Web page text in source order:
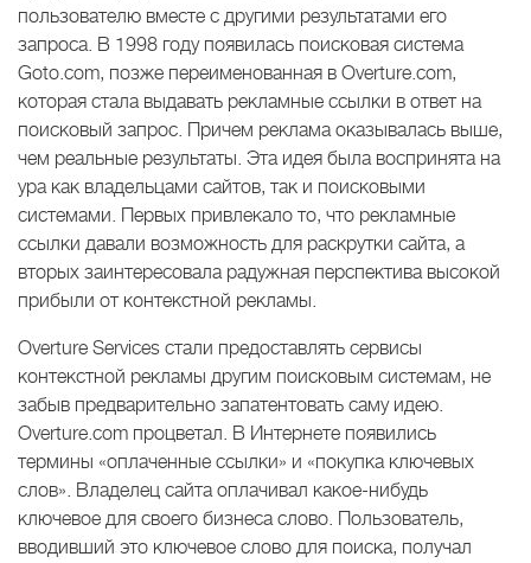
пользователю вместе с другими результатами его
запроса. В 1998 году появилась поисковая система
Goto.com, позже переименованная в Overture.com,
которая стала выдавать рекламные ссылки в ответ на
поисковый запрос. Причем реклама оказывалась выше,
чем реальные результаты. Эта идея была воспринята на
ура как владельцами сайтов, так и поисковыми
системами. Первых привлекало то, что рекламные
ссылки давали возможность для раскрутки сайта, а
вторых заинтересовала радужная перспектива высокой
прибыли от контекстной рекламы.
Overture Services стали предоставлять сервисы
контекстной рекламы другим поисковым системам, не
забыв предварительно запатентовать саму идею.
Overture.com процветал. В Интернете появились
термины «оплаченные ссылки» и «покупка ключевых
слов». Владелец сайта оплачивал какое-нибудь
ключевое для своего бизнеса слово. Пользователь,
вводивший это ключевое слово для поиска, получал